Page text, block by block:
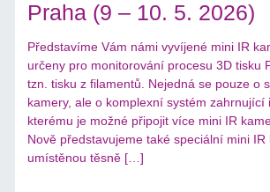
Praha (9 – 10. 5. 2026)
Představíme Vám námi vyvíjené mini IR
určeny pro monitorování procesu 3D tisku
tzn. tisku z filamentů. Nejedná se pouze o
kamery, ale o komplexní systém zahrnující
kterému je možné připojit více mini IR
Nově představujeme také speciální mini IR
umístěnou těsně […]